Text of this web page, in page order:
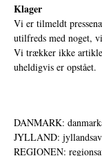
Klager
Vi er tilmeldt
utilfreds med noget,
Vi trækker ikke
uheldigvis er opstået.
DANMARK:
JYLLAND:
REGIONEN: